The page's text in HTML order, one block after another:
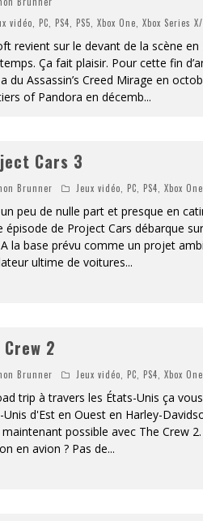
«
DR WERTHAM / L’HOMME QUI ÉTUDIA LES TUEURS EN SÉRIE » - UN MÉTIER À RISQUE !
BELLE HISTOIRE !
vidéo PC PS4 PS5 Xbox One Xbox Series
revient sur le devant de la scène en
Ça fait plaisir. Pour cette fin
du Assassin’s Creed Mirage en
of Pandora en décemb...
Cars 3
Brunner Jeux vidéo PC PS4 Xbox One
peu de nulle part et presque en
épisode de Project Cars débarque
la base prévu comme un projet
ultime de voitures...
Crew 2
Brunner Jeux vidéo PC PS4 Xbox One
trip à travers les États-Unis ça
Unis d'Est en Ouest en Harley-
possible avec The Crew
en avion ? Pas de...